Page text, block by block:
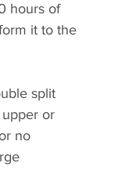
hours of
it to the
split
or
no